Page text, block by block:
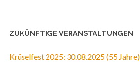
ZUKÜNFTIGE VERANSTALTUNGEN
Krüselfest 2025: 30.08.2025 (55 Jahre)